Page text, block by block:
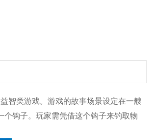
智类游戏。游戏的故事场景设定在一艘
钩子。玩家需凭借这个钩子来钓取物